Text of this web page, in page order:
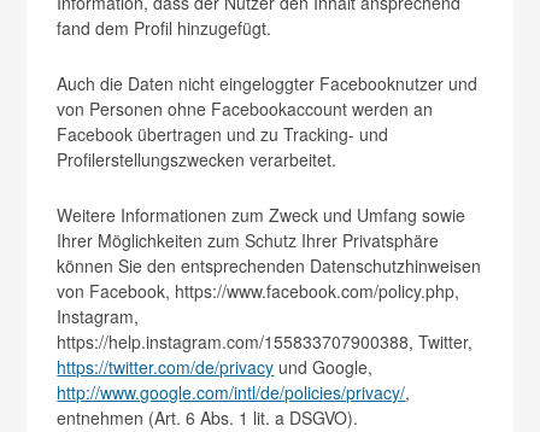
fand dem Profil hinzugefügt.
Auch die Daten nicht eingeloggter Facebooknutzer und
von Personen ohne Facebookaccount werden an
Facebook übertragen und zu Tracking- und
Profilerstellungszwecken verarbeitet.
Weitere Informationen zum Zweck und Umfang sowie
Ihrer Möglichkeiten zum Schutz Ihrer Privatsphäre
können Sie den entsprechenden Datenschutzhinweisen
von Facebook, https://www.facebook.com/policy.php,
Instagram,
https://help.instagram.com/155833707900388, Twitter,
https://twitter.com/de/privacy und Google,
http://www.google.com/intl/de/policies/privacy/,
entnehmen (Art. 6 Abs. 1 lit. a DSGVO).